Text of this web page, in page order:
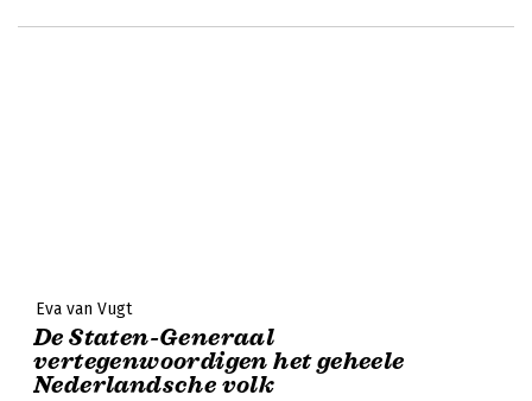
Eva van Vugt
De Staten-Generaal
vertegenwoordigen het geheele
Nederlandsche volk